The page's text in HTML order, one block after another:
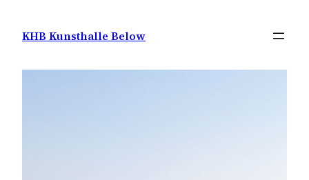
springen
KHB Kunsthalle Below